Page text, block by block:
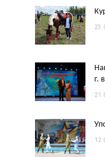
г.